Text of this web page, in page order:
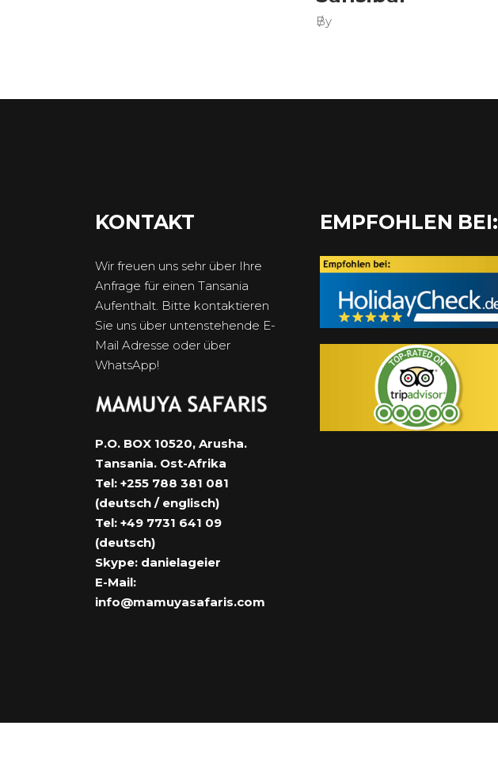
By
KONTAKT
Wir freuen uns sehr über Ihre
Anfrage für einen Tansania
Aufenthalt. Bitte kontaktieren
Sie uns über untenstehende E-
Mail Adresse oder über
WhatsApp!
P.O. BOX 10520, Arusha.
Tansania. Ost-Afrika
Tel: +255 788 381 081
(deutsch / englisch)
Tel: +49 7731 641 09
(deutsch)
Skype: danielageier
E-Mail:
info@mamuyasafaris.com
EMPFOHLEN BEI: